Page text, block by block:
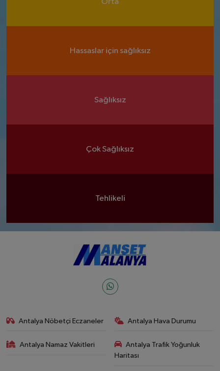
Hassaslar için sağlıksız
Sağlıksız
Çok Sağlıksız
Tehlikeli
Antalya Nöbetçi Eczaneler Antalya Hava Durumu
Antalya Namaz Vakitleri
Antalya Trafik Yoğunluk
Haritası